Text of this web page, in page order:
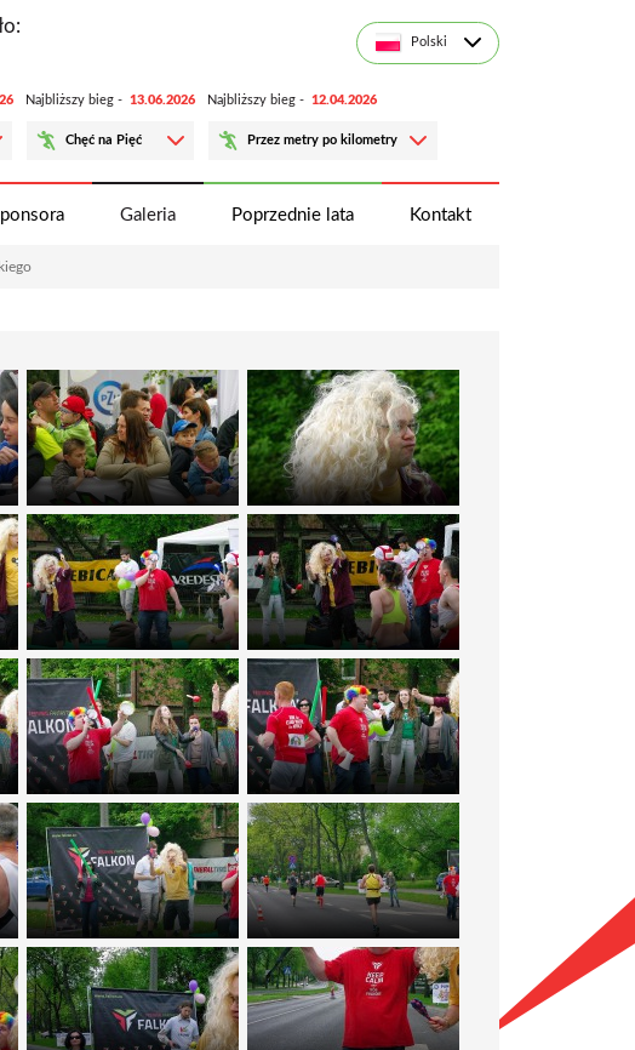
Polski
Najbliższy bieg -13.06.2026
Chęć na Pięć
Najbliższy bieg -12.04.2026
Przez metry po kilometry
Galeria Poprzednie lata Kontakt